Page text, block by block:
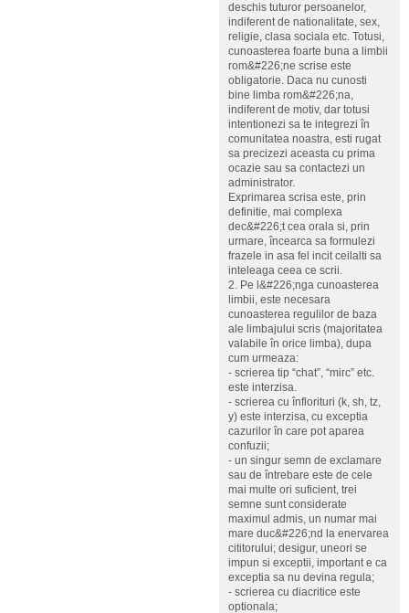
deschis tuturor persoanelor,
indiferent de nationalitate, sex,
religie, clasa sociala etc. Totusi,
cunoasterea foarte buna a limbii
rom&#226;ne scrise este
obligatorie. Daca nu cunosti
bine limba rom&#226;na,
indiferent de motiv, dar totusi
intentionezi sa te integrezi în
comunitatea noastra, esti rugat
sa precizezi aceasta cu prima
ocazie sau sa contactezi un
administrator.
Exprimarea scrisa este, prin
definitie, mai complexa
dec&#226;t cea orala si, prin
urmare, încearca sa formulezi
frazele in asa fel incit ceilalti sa
inteleaga ceea ce scrii.
2. Pe l&#226;nga cunoasterea
limbii, este necesara
cunoasterea regulilor de baza
ale limbajului scris (majoritatea
valabile în orice limba), dupa
cum urmeaza:
- scrierea tip “chat”, “mirc” etc.
este interzisa.
- scrierea cu înflorituri (k, sh, tz,
y) este interzisa, cu exceptia
cazurilor în care pot aparea
confuzii;
- un singur semn de exclamare
sau de întrebare este de cele
mai multe ori suficient, trei
semne sunt considerate
maximul admis, un numar mai
mare duc&#226;nd la enervarea
cititorului; desigur, uneori se
impun si exceptii, important e ca
exceptia sa nu devina regula;
- scrierea cu diacritice este
optionala;